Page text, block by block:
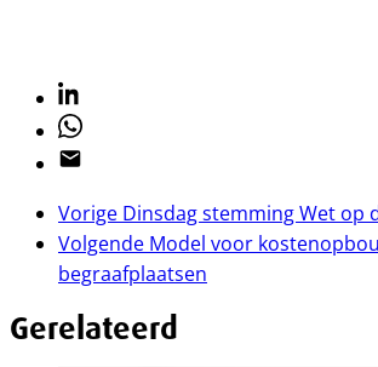
Linkedin
Whatsapp
Email
Vorige Dinsdag stemming Wet op
Volgende Model voor
begraafplaatsen
Gerelateerd